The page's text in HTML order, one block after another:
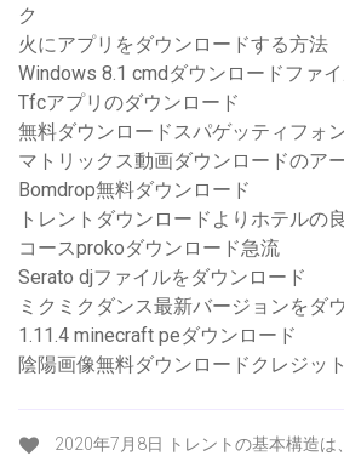
ク
火にアプリをダウンロードする方法
Windows 8.1 cmdダウンロードファ
Tfcアプリのダウンロード
無料ダウンロードスパゲッティフォ
マトリックス動画ダウンロードのア
Bomdrop無料ダウンロード
トレントダウンロードよりホテルの
コースprokoダウンロード急流
Serato djファイルをダウンロード
ミクミクダンス最新バージョンをダ
1.11.4 minecraft peダウンロード
陰陽画像無料ダウンロードクレジッ
2020年7月8日 トレントの基本構造は